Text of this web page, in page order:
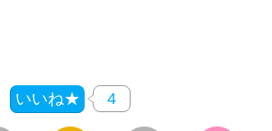
いいね★ 4